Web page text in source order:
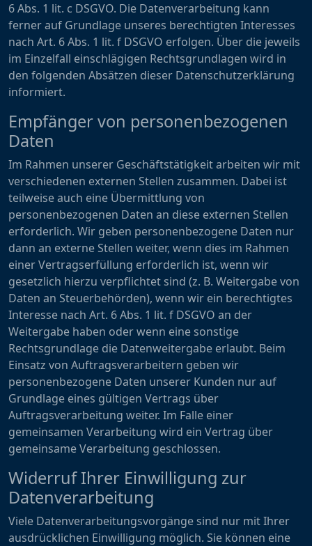
6 Abs. 1 lit. c DSGVO. Die Datenverarbeitung kann
ferner auf Grundlage unseres berechtigten Interesses
nach Art. 6 Abs. 1 lit. f DSGVO erfolgen. Über die jeweils
im Einzelfall einschlägigen Rechtsgrundlagen wird in
den folgenden Absätzen dieser Datenschutzerklärung
informiert.
Empfänger von personenbezogenen
Daten
Im Rahmen unserer Geschäftstätigkeit arbeiten wir mit
verschiedenen externen Stellen zusammen. Dabei ist
teilweise auch eine Übermittlung von
personenbezogenen Daten an diese externen Stellen
erforderlich. Wir geben personenbezogene Daten nur
dann an externe Stellen weiter, wenn dies im Rahmen
einer Vertragserfüllung erforderlich ist, wenn wir
gesetzlich hierzu verpflichtet sind (z. B. Weitergabe von
Daten an Steuerbehörden), wenn wir ein berechtigtes
Interesse nach Art. 6 Abs. 1 lit. f DSGVO an der
Weitergabe haben oder wenn eine sonstige
Rechtsgrundlage die Datenweitergabe erlaubt. Beim
Einsatz von Auftragsverarbeitern geben wir
personenbezogene Daten unserer Kunden nur auf
Grundlage eines gültigen Vertrags über
Auftragsverarbeitung weiter. Im Falle einer
gemeinsamen Verarbeitung wird ein Vertrag über
gemeinsame Verarbeitung geschlossen.
Widerruf Ihrer Einwilligung zur
Datenverarbeitung
Viele Datenverarbeitungsvorgänge sind nur mit Ihrer
ausdrücklichen Einwilligung möglich. Sie können eine